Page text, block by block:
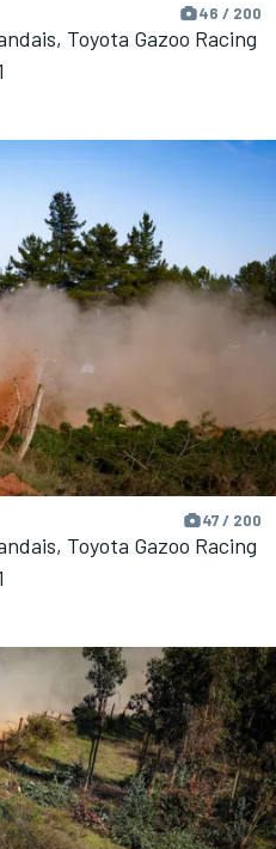
46 / 200
Toyota Gazoo Racing
47 / 200
Toyota Gazoo Racing